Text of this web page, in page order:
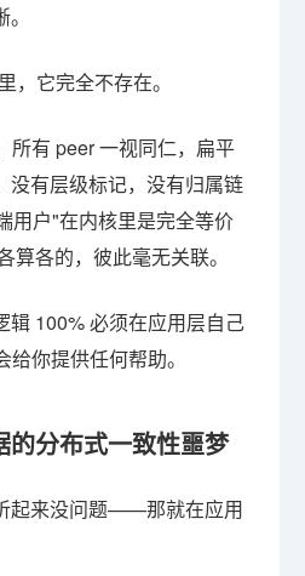
，它完全不存在。
所有 peer 一视同仁，扁平
没有层级标记，没有归属链
用户"在内核里是完全等价
算各的，彼此毫无关联。
辑 100% 必须在应用层自己
你提供任何帮助。
的分布式一致性噩梦
起来没问题——那就在应用